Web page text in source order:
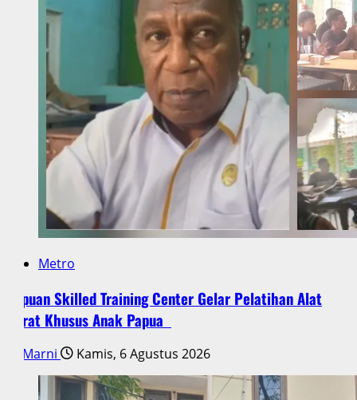
Metro
Papuan Skilled Training Center Gelar Pelatihan Alat
Berat Khusus Anak Papua
Marni Kamis, 6 Agustus 2026